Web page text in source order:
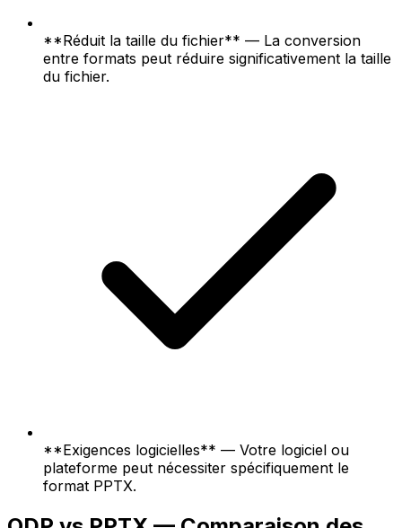
**Réduit la taille du fichier** — La conversion
entre formats peut réduire significativement la taille
du fichier.
**Exigences logicielles** — Votre logiciel ou
plateforme peut nécessiter spécifiquement le
format PPTX.